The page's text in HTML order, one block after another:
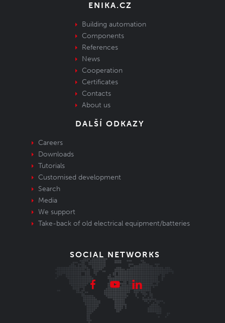
ENIKA.CZ
Building automation
Components
References
News
Cooperation
Certificates
Contacts
About us
DALŠÍ ODKAZY
Careers
Downloads
Tutorials
Customised development
Search
Media
We support
Take-back of old electrical equipment/batteries
SOCIAL NETWORKS